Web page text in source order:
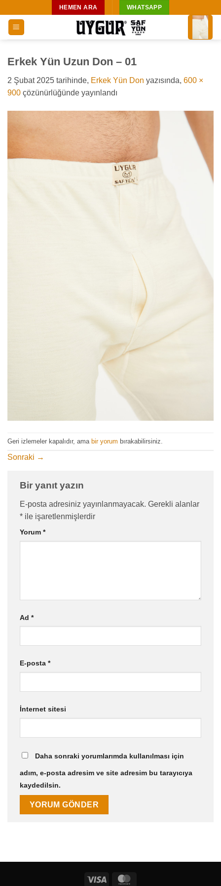
atla
HEMEN ARA WHATSAPP
Erkek Yün Uzun Don – 01
2 Şubat 2025 tarihinde, Erkek Yün Don yazısında, 600 ×
900 çözünürlüğünde yayınlandı
Geri izlemeler kapalıdır, ama bir yorum bırakabilirsiniz.
Sonraki →
Bir yanıt yazın
E-posta adresiniz yayınlanmayacak. Gerekli alanlar
* ile işaretlenmişlerdir
Yorum *
Ad *
E-posta *
İnternet sitesi
Daha sonraki yorumlarımda kullanılması için
adım, e-posta adresim ve site adresim bu tarayıcıya
kaydedilsin.
Visa